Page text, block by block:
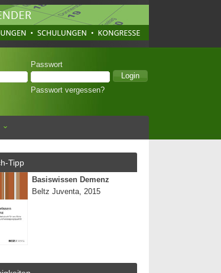
Passwort
Passwort vergessen?
Tipp
Basiswissen Demenz
Beltz Juventa, 2015